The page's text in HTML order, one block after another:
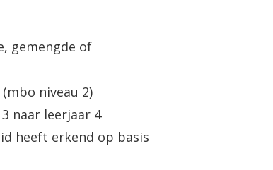
gemengde of
niveau 2)
naar leerjaar 4
heeft erkend op basis